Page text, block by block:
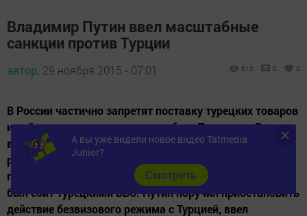
Владимир Путин ввел масштабные
санкции против Турции
автор, 29 ноября 2015 - 07:01 810 0 0
В России частично запретят поставку турецких товаров
и найм турецких граждан на работу Президент России
ввел ряд жестких мер в отношении Турции на фоне
разрастающегося политического кризиса, вызванного
гибелью бомбардировщика Су-24 в Сирии, который
был сбит турецкими ВВС. Путин поручил приостановить
действие безвизового режима с Турцией, ввел
А вы уже видели новое видео Tatmedia
Junior?
Cмотреть